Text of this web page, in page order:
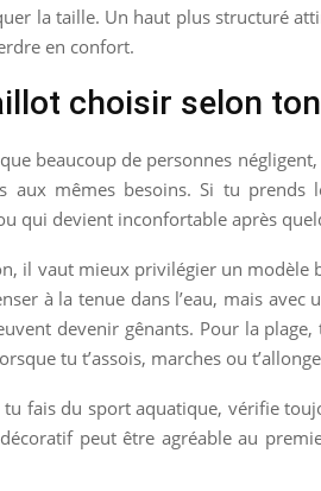
la taille. Un haut plus structuré
en confort.
choisir selon
beaucoup de personnes
aux mêmes besoins. Si tu
qui devient inconfortable après
il vaut mieux privilégier un modèle
à la tenue dans l’eau, mais
devenir gênants. Pour la
tu t’assois, marches ou
tu fais du sport aquatique, vérifie
peut être agréable au